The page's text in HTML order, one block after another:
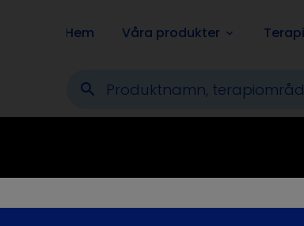
Hem Våra produkter keyboard_arrow_down
search